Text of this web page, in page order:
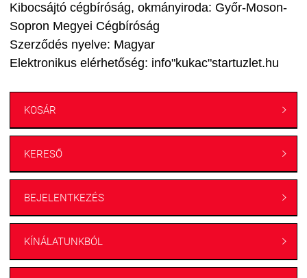
Kibocsájtó cégbíróság, okmányiroda: Győr-Moson-
Sopron Megyei Cégbíróság
Szerződés nyelve: Magyar
Elektronikus elérhetőség: info"kukac"startuzlet.hu
KOSÁR 
KERESŐ 
BEJELENTKEZÉS 
KÍNÁLATUNKBÓL 